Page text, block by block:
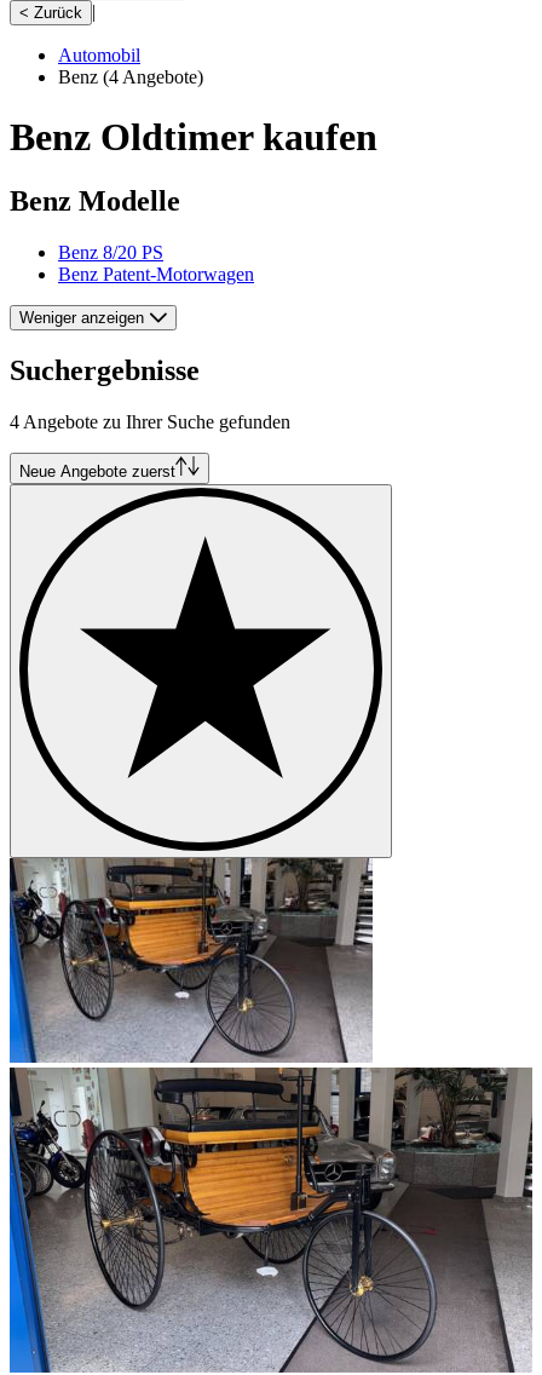
< Zurück |
Automobil
Benz (4 Angebote)
Benz Oldtimer kaufen
Benz Modelle
Benz 8/20 PS
Benz Patent-Motorwagen
Weniger anzeigen
Suchergebnisse
4 Angebote zu Ihrer Suche gefunden
Neue Angebote zuerst